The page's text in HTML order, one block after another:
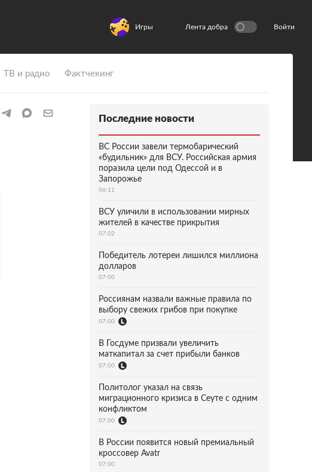
Игры Лента добра Войти
ТВ и радио Фактчекинг
Последние новости
ВС России завели термобарический
«будильник» для ВСУ. Российская армия
поразила цели под Одессой и в
Запорожье
06:11
ВСУ уличили в использовании мирных
жителей в качестве прикрытия
07:02
Победитель лотереи лишился миллиона
долларов
07:00
Россиянам назвали важные правила по
выбору свежих грибов при покупке
07:00
В Госдуме призвали увеличить
маткапитал за счет прибыли банков
07:00
Политолог указал на связь
миграционного кризиса в Сеуте с одним
конфликтом
07:00
В России появится новый премиальный
кроссовер Avatr
07:00